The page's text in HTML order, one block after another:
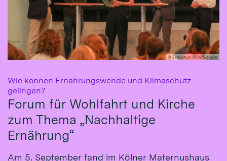
© Erzbistum Köln/Schoon
Wie können Ernährungswende und Klimaschutz
gelingen?
Forum für Wohlfahrt und Kirche
zum Thema „Nachhaltige
Ernährung“
Am 5. September fand im Kölner Maternushaus